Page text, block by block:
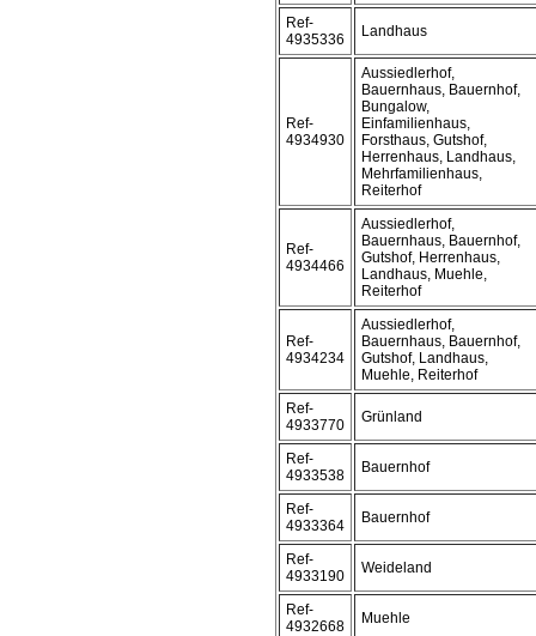
Ref-
4935336
Landhaus
Ref-
4934930
Aussiedlerhof,
Bauernhaus, Bauernhof,
Bungalow,
Einfamilienhaus,
Forsthaus, Gutshof,
Herrenhaus, Landhaus,
Mehrfamilienhaus,
Reiterhof
Ref-
4934466
Aussiedlerhof,
Bauernhaus, Bauernhof,
Gutshof, Herrenhaus,
Landhaus, Muehle,
Reiterhof
Ref-
4934234
Aussiedlerhof,
Bauernhaus, Bauernhof,
Gutshof, Landhaus,
Muehle, Reiterhof
Ref-
4933770
Grünland
Ref-
4933538
Bauernhof
Ref-
4933364
Bauernhof
Ref-
4933190
Weideland
Ref-
4932668
Muehle